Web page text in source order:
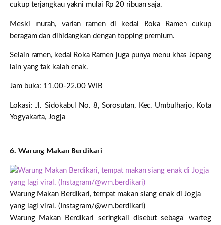
cukup terjangkau yakni mulai Rp 20 ribuan saja.
Meski murah, varian ramen di kedai Roka Ramen cukup
beragam dan dihidangkan dengan topping premium.
Selain ramen, kedai Roka Ramen juga punya menu khas Jepang
lain yang tak kalah enak.
Jam buka: 11.00-22.00 WIB
Lokasi: Jl. Sidokabul No. 8, Sorosutan, Kec. Umbulharjo, Kota
Yogyakarta, Jogja
6. Warung Makan Berdikari
Warung Makan Berdikari, tempat makan siang enak di Jogja
yang lagi viral. (Instagram/@wm.berdikari)
Warung Makan Berdikari seringkali disebut sebagai warteg